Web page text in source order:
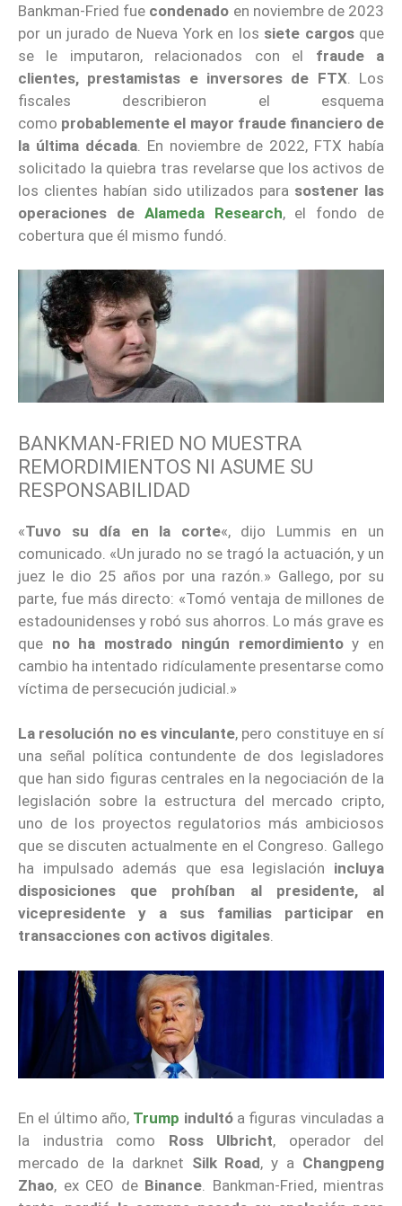
Bankman-Fried fue condenado en noviembre de 2023
por un jurado de Nueva York en los siete cargosque
se le imputaron, relacionados con el fraude a
clientes, prestamistas e inversores de FTX. Los
fiscales describieron el esquema
como probablemente el mayor fraude financiero de
la última década. En noviembre de 2022, FTX había
solicitado la quiebra tras revelarse que los activos de
los clientes habían sido utilizados para sostener las
operaciones de Alameda Research, el fondo de
cobertura que él mismo fundó.
BANKMAN-FRIED NO MUESTRA
REMORDIMIENTOS NI ASUME SU
RESPONSABILIDAD
«Tuvo su día en la corte«, dijo Lummis en un
comunicado. «Un jurado no se tragó la actuación, y un
juez le dio 25 años por una razón.» Gallego, por su
parte, fue más directo: «Tomó ventaja de millones de
estadounidenses y robó sus ahorros. Lo más grave es
que no ha mostrado ningún remordimientoy en
cambio ha intentado ridículamente presentarse como
víctima de persecución judicial.»
La resolución no es vinculante, pero constituye en sí
una señal política contundente de dos legisladores
que han sido figuras centrales en la negociación de la
legislación sobre la estructura del mercado cripto,
uno de los proyectos regulatorios más ambiciosos
que se discuten actualmente en el Congreso. Gallego
ha impulsado además que esa legislación incluya
disposiciones que prohíban al presidente, al
vicepresidente y a sus familias participar en
transacciones con activos digitales.
En el último año, Trump indultóa figuras vinculadas a
la industria como Ross Ulbricht, operador del
mercado de la darknet Silk Road, y a Changpeng
Zhao, ex CEO de Binance. Bankman-Fried, mientras